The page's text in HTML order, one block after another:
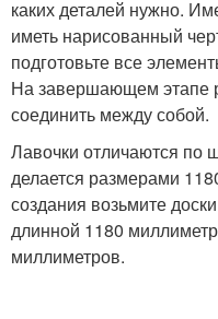
каких деталей нужно.
иметь нарисованный
подготовьте все
На завершающем этапе
соединить между собой.
Лавочки отличаются по
делается размерами
создания возьмите
длинной 1180
миллиметров.